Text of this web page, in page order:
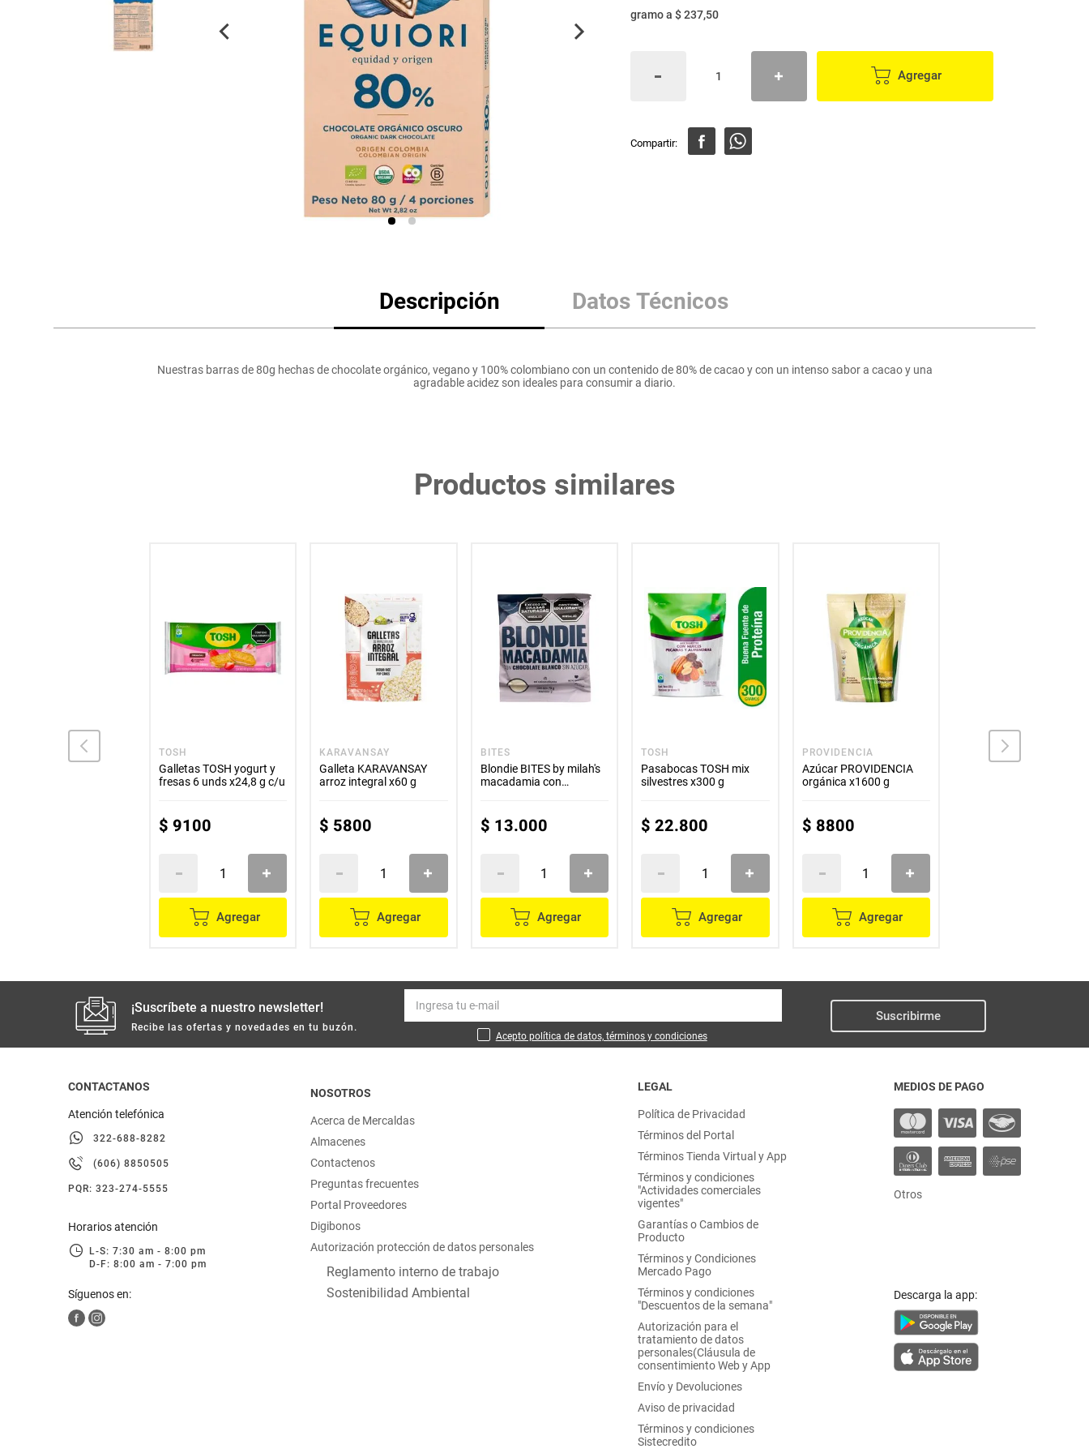
lácteos y refrigerados
otros
gramoa $ 237,50
Agregar
Descripción Datos Técnicos
Nuestras barras de 80g hechas de chocolate orgánico, vegano y 100% colombiano con un contenido de 80% de cacao y con un intenso sabor a cacao y una
agradable acidez son ideales para consumir a diario.
Productos similares
TOSH
Galletas TOSH yogurt y
fresas 6 unds x24,8 g c/u
$ 9100
Agregar
KARAVANSAY
Galleta KARAVANSAY
arroz integral x60 g
$ 5800
Agregar
BITES
Blondie BITES by milah's
macadamia con
$ 13.000
Agregar
TOSH
Pasabocas TOSH mix
silvestres x300 g
$ 22.800
Agregar
PROVIDENCIA
Azúcar PROVIDENCIA
orgánica x1600 g
$ 8800
Agregar
PROSCIENCE
¡Suscríbete a nuestro newsletter!
Recibe las ofertas y novedades en tu buzón.
Acepto política de datos, términos y condiciones
Suscribirme
CONTACTANOS
Atención telefónica
322-688-8282
(606) 8850505
PQR: 323-274-5555
Horarios atención
L-S: 7:30 am - 8:00 pm
D-F: 8:00 am - 7:00 pm
Síguenos en:
NOSOTROS
Acerca de Mercaldas
Almacenes
Contactenos
Preguntas frecuentes
Portal Proveedores
Digibonos
Autorización protección de datos personales
Reglamento interno de trabajo
Sostenibilidad Ambiental
LEGAL
Política de Privacidad
Términos del Portal
Términos Tienda Virtual y App
Términos y condiciones
"Actividades comerciales
vigentes"
Garantías o Cambios de
Producto
Términos y Condiciones
Mercado Pago
Términos y condiciones
"Descuentos de la semana"
Autorización para el
tratamiento de datos
personales(Cláusula de
consentimiento Web y App
Envío y Devoluciones
Aviso de privacidad
Términos y condiciones
Sistecredito
MEDIOS DE PAGO
Otros
Descarga la app:
Mantequilla